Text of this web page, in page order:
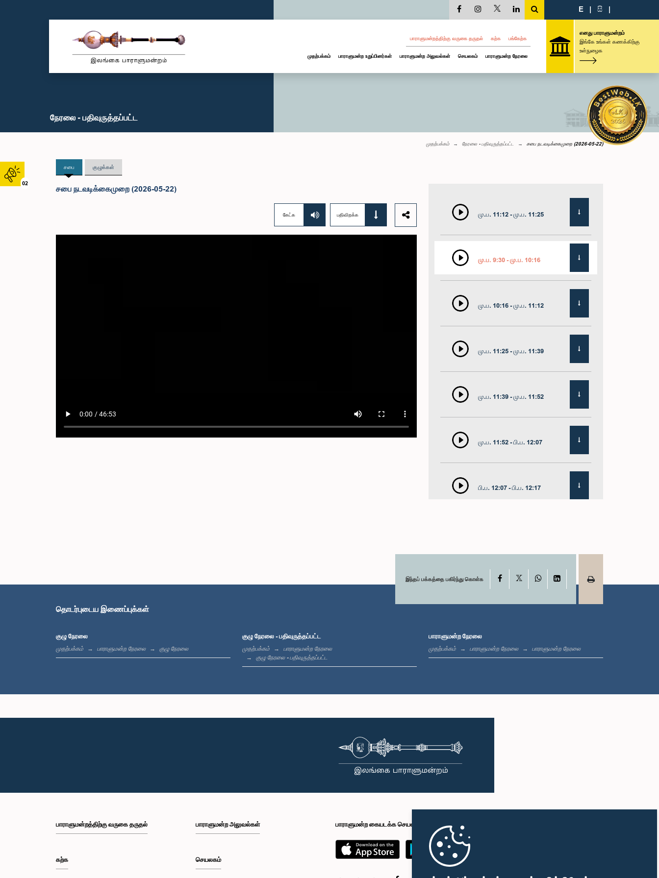
02
E | සි |
பாராளுமன்றத்திற்கு வருகை தருதல் கற்க பங்கேற்க
முதற்பக்கம் பாராளுமன்ற உறுப்பினர்கள் பாராளுமன்ற அலுவல்கள் செயலகம் பாராளுமன்ற நேரலை
எனது பாராளுமன்றம்
இங்கே உங்கள் கணக்கிற்கு
உள்நுழைக
நேரலை - பதிவுருத்தப்பட்ட
முதற்பக்கம் நேரலை - பதிவுருத்தப்பட்ட சபை நடவடிக்கைமுறை (2026-05-22)
சபை குழுக்கள்
சபை நடவடிக்கைமுறை (2026-05-22)
கேட்க பதிவிறக்க மு.ப. 11:12 - மு.ப. 11:25
மு.ப. 9:30 - மு.ப. 10:16
மு.ப. 10:16 - மு.ப. 11:12
மு.ப. 11:25 - மு.ப. 11:39
மு.ப. 11:39 - மு.ப. 11:52
மு.ப. 11:52 - பி.ப. 12:07
பி.ப. 12:07 - பி.ப. 12:17
பி.ப. 1:00 - பி.ப. 1:21
இந்தப் பக்கத்தை பகிர்ந்து கொள்க Facebook WhatsAppLinkedIn
தொடர்புடைய இணைப்புக்கள்
குழு நேரலை
முதற்பக்கம் பாராளுமன்ற நேரலை குழு நேரலை
குழு நேரலை - பதிவுருத்தப்பட்ட
முதற்பக்கம்
பாராளுமன்ற நேரலை
குழு நேரலை - பதிவுருத்தப்பட்ட
பாராளுமன்ற நேரலை
முதற்பக்கம் பாராளுமன்ற நேரலை பாராளுமன்ற நேரலை
பாராளுமன்றத்திற்கு வருகை தருதல்
கற்க
பாராளுமன்ற அலுவல்கள்
செயலகம்
பாராளுமன்ற கையடக்க செயலி